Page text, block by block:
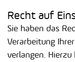
Recht auf
Sie haben das
Verarbeitung
verlangen.